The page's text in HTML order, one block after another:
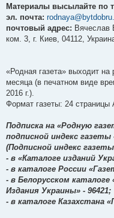
Материалы высылайте по
эл. почта:
почтовый адрес: Вячеслав
ком. 3, г. Киев, 04112,
«Родная газета» выходит на
месяца (в печатном виде
2016 г.).
Формат газеты: 24 страницы
Подписка на «Родную
подписной индекс
(Подписной индекс
- в «Каталоге изданий
- в каталоге России
- в Белорусском каталоге
Издания Украины» - 96421;
- в каталоге Казахстана